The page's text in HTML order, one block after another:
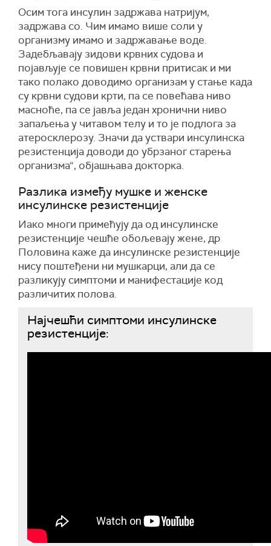
Осим тога инсулин задржава натријум,
задржава со. Чим имамо више соли у
организму имамо и задржавање воде.
Задебљавају зидови крвних судова и
појављује се повишен крвни притисак и ми
тако полако доводимо организам у стање када
су крвни судови крти, па се повећава ниво
масноће, па се јавља један хронични ниво
запаљења у читавом телу и то је подлога за
атеросклерозу. Значи да уствари инсулинска
резистенција доводи до убрзаног старења
организма“, објашњава докторка.
Разлика између мушке и женске
инсулинске резистенције
Иако многи примећују да од инсулинске
резистенције чешће обољевају жене, др
Половина каже да инсулинске резистенције
нису поштеђени ни мушкарци, али да се
разликују симптоми и манифестације код
различитих полова.
Најчешћи симптоми инсулинске
резистенције: